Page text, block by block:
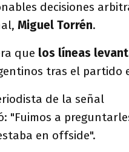
decisiones
Miguel Torrén.
que los líneas
tras el partido
de la señal
"Fuimos a
en offside".